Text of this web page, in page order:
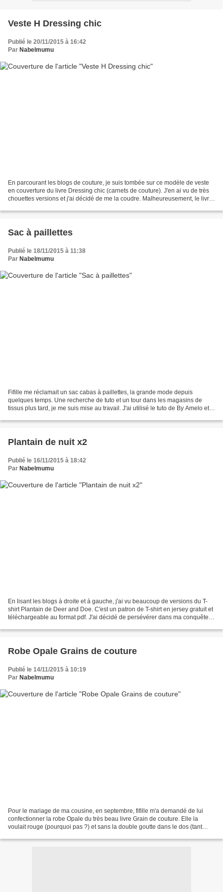
Veste H Dressing chic
Publié le 20/11/2015 à 16:42
Par Nabelmumu
En parcourant les blogs de couture, je suis tombée sur ce modèle de veste
en couverture du livre Dressing chic (carnets de couture). J'en ai vu de très
chouettes versions et j'ai décidé de me la coudre. Malheureusement, le livre
Sac à paillettes
Publié le 18/11/2015 à 11:38
Par Nabelmumu
Fifille me réclamait un sac cabas à paillettes, la grande mode depuis
quelques temps. Une recherche de tuto et un tour dans les magasins de
tissus plus tard, je me suis mise au travail. J'ai utilisé le tuto de By Amelo et
Plantain de nuit x2
Publié le 16/11/2015 à 18:42
Par Nabelmumu
En lisant les blogs à droite et à gauche, j'ai vu beaucoup de versions du T-
shirt Plantain de Deer and Doe. C'est un patron de T-shirt en jersey gratuit et
téléchargeable au format pdf. J'ai décidé de persévérer dans ma conquête
Robe Opale Grains de couture
Publié le 14/11/2015 à 10:19
Par Nabelmumu
Pour le mariage de ma cousine, en septembre, fifille m'a demandé de lui
confectionner la robe Opale du très beau livre Grain de couture. Elle la
voulait rouge (pourquoi pas ?) et sans la double goutte dans le dos (tant